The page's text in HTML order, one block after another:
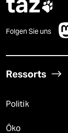

Folgen Sie uns
Ressorts
Politik
Öko